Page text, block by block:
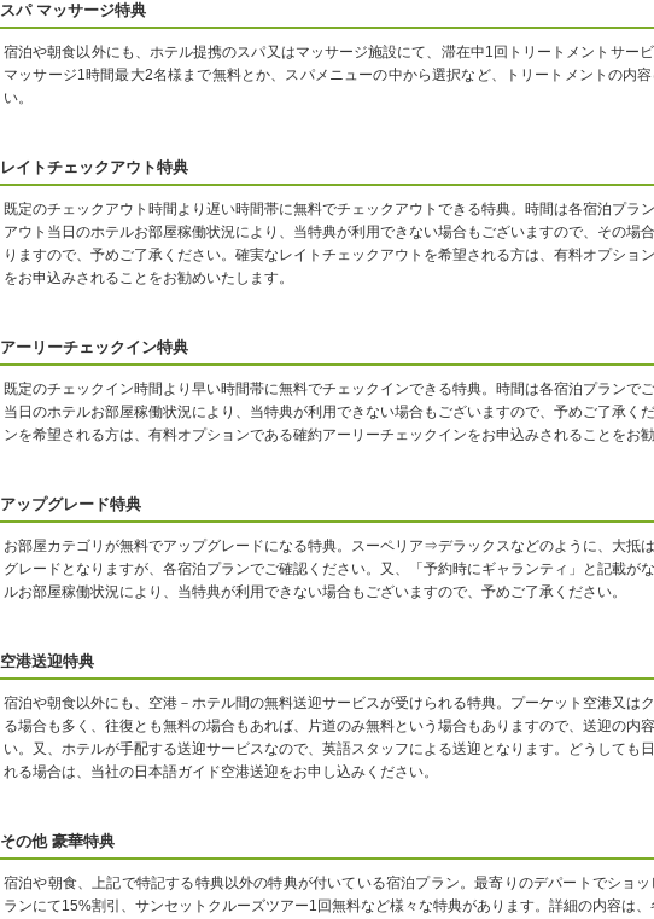
スパ マッサージ特典
宿泊や朝食以外にも、ホテル提携のスパ又はマッサージ施設にて、滞在中1回トリートメントサー
マッサージ1時間最大2名様まで無料とか、スパメニューの中から選択など、トリートメントの内
い。
レイトチェックアウト特典
既定のチェックアウト時間より遅い時間帯に無料でチェックアウトできる特典。時間は各宿泊プラ
アウト当日のホテルお部屋稼働状況により、当特典が利用できない場合もございますので、その場
りますので、予めご了承ください。確実なレイトチェックアウトを希望される方は、有料オプショ
をお申込みされることをお勧めいたします。
アーリーチェックイン特典
既定のチェックイン時間より早い時間帯に無料でチェックインできる特典。時間は各宿泊プランで
当日のホテルお部屋稼働状況により、当特典が利用できない場合もございますので、予めご了承く
ンを希望される方は、有料オプションである確約アーリーチェックインをお申込みされることをお勧
アップグレード特典
お部屋カテゴリが無料でアップグレードになる特典。スーペリア⇒デラックスなどのように、大抵
グレードとなりますが、各宿泊プランでご確認ください。又、「予約時にギャランティ」と記載が
ルお部屋稼働状況により、当特典が利用できない場合もございますので、予めご了承ください。
空港送迎特典
宿泊や朝食以外にも、空港－ホテル間の無料送迎サービスが受けられる特典。プーケット空港又は
る場合も多く、往復とも無料の場合もあれば、片道のみ無料という場合もありますので、送迎の内
い。又、ホテルが手配する送迎サービスなので、英語スタッフによる送迎となります。どうしても
れる場合は、当社の日本語ガイド空港送迎をお申し込みください。
その他 豪華特典
宿泊や朝食、上記で特記する特典以外の特典が付いている宿泊プラン。最寄りのデパートでショ
ランにて15%割引、サンセットクルーズツアー1回無料など様々な特典があります。詳細の内容は、